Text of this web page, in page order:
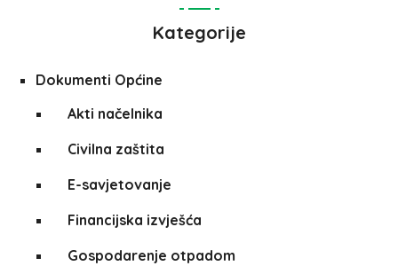
Kategorije
Dokumenti Općine
Akti načelnika
Civilna zaštita
E-savjetovanje
Financijska izvješća
Gospodarenje otpadom